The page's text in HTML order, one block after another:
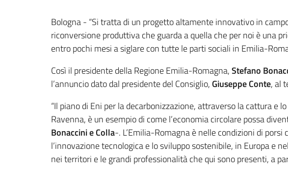
Contenuto
Bologna - “Si tratta di un progetto altamente innovativo in
riconversione produttiva che guarda a quella che per noi è una
entro pochi mesi a siglare con tutte le parti sociali in Emilia-
Così il presidente della Regione Emilia-Romagna,Stefano
l’annuncio dato dal presidente del Consiglio, Giuseppe Conte, al
“Il piano di Eni per la decarbonizzazione, attraverso la cattura
Ravenna, è un esempio di come l’economia circolare possa
Bonaccini e Colla-. L’Emilia-Romagna è nelle condizioni di
l’innovazione tecnologica e lo sviluppo sostenibile, in Europa e
nei territori e le grandi professionalità che qui sono presenti, a